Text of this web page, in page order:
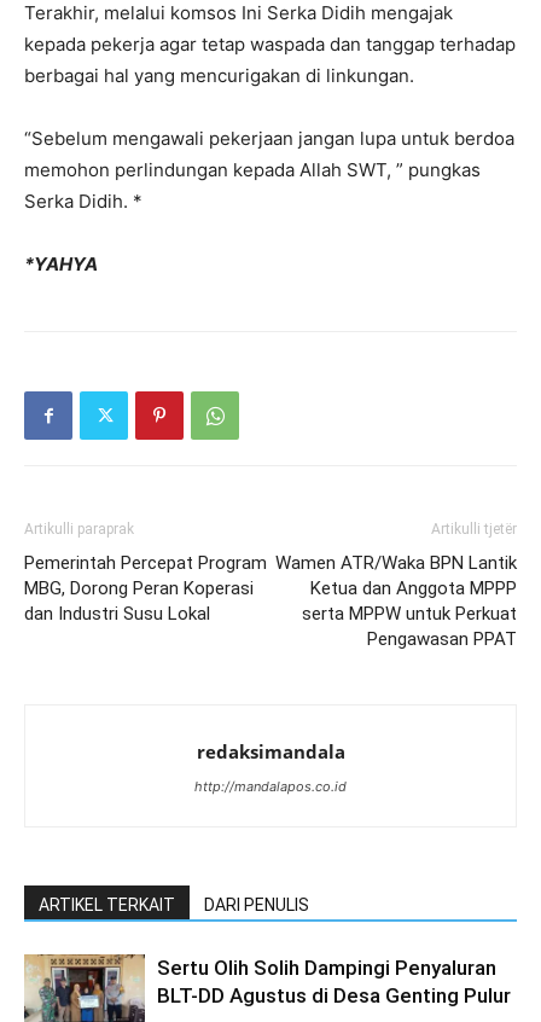
Terakhir, melalui komsos Ini Serka Didih mengajak
kepada pekerja agar tetap waspada dan tanggap terhadap
berbagai hal yang mencurigakan di linkungan.
“Sebelum mengawali pekerjaan jangan lupa untuk berdoa
memohon perlindungan kepada Allah SWT, ” pungkas
Serka Didih. *
*YAHYA
Artikulli paraprak
Pemerintah Percepat Program
MBG, Dorong Peran Koperasi
dan Industri Susu Lokal
Artikulli tjetër
Wamen ATR/Waka BPN Lantik
Ketua dan Anggota MPPP
serta MPPW untuk Perkuat
Pengawasan PPAT
redaksimandala
http://mandalapos.co.id
ARTIKEL TERKAIT DARI PENULIS
Sertu Olih Solih Dampingi Penyaluran
BLT-DD Agustus di Desa Genting Pulur